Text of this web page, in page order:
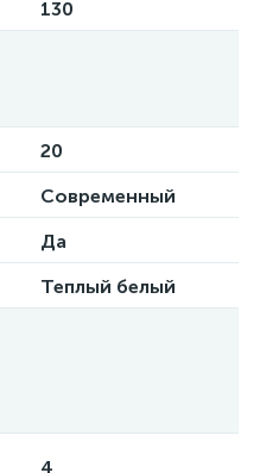
130
20
Современный
Да
Теплый белый
4